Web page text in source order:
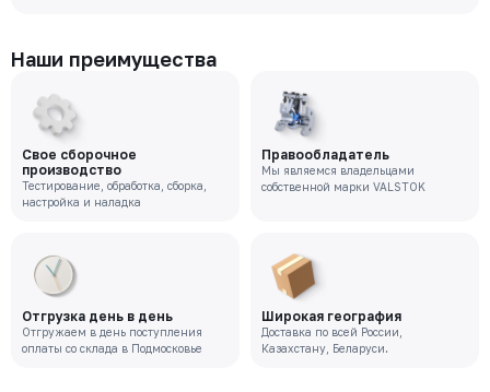
Наши преимущества
Свое сборочное
производство
Тестирование, обработка, сборка,
настройка и наладка
Правообладатель
Мы являемся владельцами
собственной марки VALSTOK
Отгрузка день в день
Отгружаем в день поступления
оплаты со склада в Подмосковье
Широкая география
Доставка по всей России,
Казахстану, Беларуси.